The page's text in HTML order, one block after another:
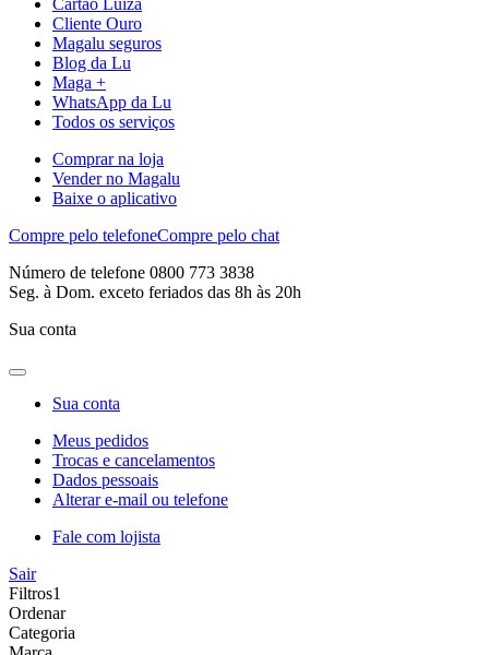
Cliente Ouro
Magalu seguros
Blog da Lu
Maga +
WhatsApp da Lu
Todos os serviços
Comprar na loja
Vender no Magalu
Baixe o aplicativo
Compre pelo telefoneCompre pelo chat
Número de telefone 0800 773 3838
Seg. à Dom. exceto feriados das 8h às 20h
Sua conta
Sua conta
Meus pedidos
Trocas e cancelamentos
Dados pessoais
Alterar e-mail ou telefone
Fale com lojista
Sair
Filtros1
Ordenar
Categoria